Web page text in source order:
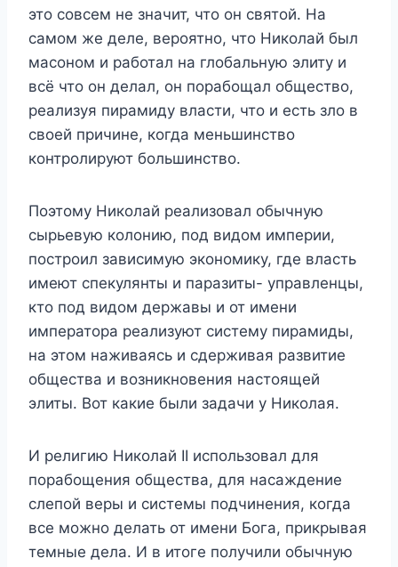
это совсем не значит, что он святой. На
самом же деле, вероятно, что Николай был
масоном и работал на глобальную элиту и
всё что он делал, он порабощал общество,
реализуя пирамиду власти, что и есть зло в
своей причине, когда меньшинство
контролируют большинство.
Поэтому Николай реализовал обычную
сырьевую колонию, под видом империи,
построил зависимую экономику, где власть
имеют спекулянты и паразиты- управленцы,
кто под видом державы и от имени
императора реализуют систему пирамиды,
на этом наживаясь и сдерживая развитие
общества и возникновения настоящей
элиты. Вот какие были задачи у Николая.
И религию Николай II использовал для
порабощения общества, для насаждение
слепой веры и системы подчинения, когда
все можно делать от имени Бога, прикрывая
темные дела. И в итоге получили обычную